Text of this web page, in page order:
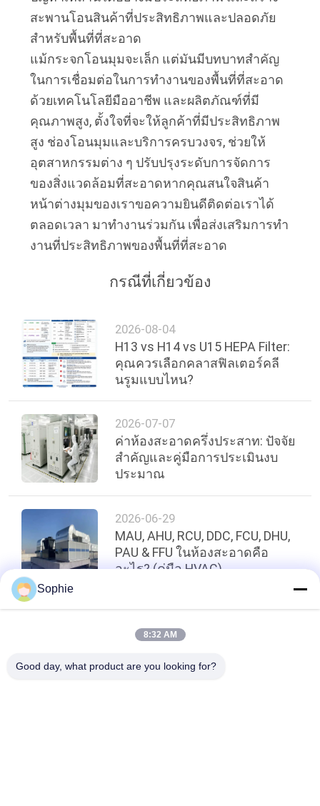
สะพานโอนสินค้าที่ประสิทธิภาพและปลอดภัย
สําหรับพื้นที่ที่สะอาด
แม้กระจกโอนมุมจะเล็ก แต่มันมีบทบาทสําคัญ
ในการเชื่อมต่อในการทํางานของพื้นที่ที่สะอาด
ด้วยเทคโนโลยีมืออาชีพ และผลิตภัณฑ์ที่มี
คุณภาพสูง, ตั้งใจที่จะให้ลูกค้าที่มีประสิทธิภาพ
สูง ช่องโอนมุมและบริการครบวงจร, ช่วยให้
อุตสาหกรรมต่าง ๆ ปรับปรุงระดับการจัดการ
ของสิ่งแวดล้อมที่สะอาดหากคุณสนใจสินค้า
หน้าต่างมุมของเราขอความยินดีติดต่อเราได้
ตลอดเวลา มาทํางานร่วมกัน เพื่อส่งเสริมการทํา
งานที่ประสิทธิภาพของพื้นที่ที่สะอาด
กรณีที่เกี่ยวข้อง
2026-08-04
H13 vs H14 vs U15 HEPA Filter:
คุณควรเลือกคลาสฟิลเตอร์คลี
นรูมแบบไหน?
2026-07-07
ค่าห้องสะอาดครึ่งประสาท: ปัจจัย
สําคัญและคู่มือการประเมินงบ
ประมาณ
2026-06-29
MAU, AHU, RCU, DDC, FCU, DHU,
PAU & FFU ในห้องสะอาดคือ
อะไร? (คู่มือ HVAC)
ด้านบน
Sophie
8:32 AM
Good day, what product are you looking for?